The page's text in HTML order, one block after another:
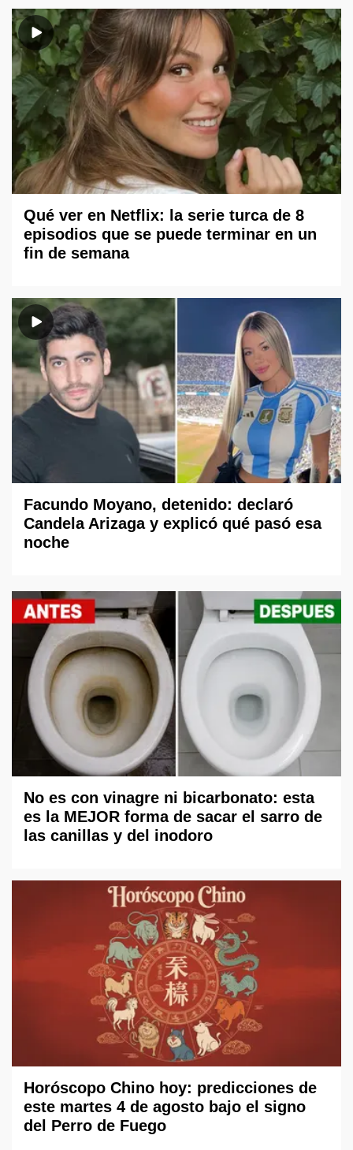
Qué ver en Netflix: la serie turca de 8
episodios que se puede terminar en un
fin de semana
Facundo Moyano, detenido: declaró
Candela Arizaga y explicó qué pasó esa
noche
No es con vinagre ni bicarbonato: esta
es la MEJOR forma de sacar el sarro de
las canillas y del inodoro
Horóscopo Chino hoy: predicciones de
este martes 4 de agosto bajo el signo
del Perro de Fuego